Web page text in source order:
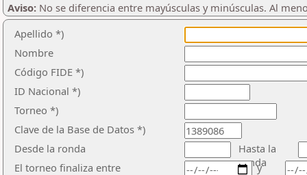
Aviso: No se diferencia entre mayúsculas y minúsculas. Al
Apellido *)
Nombre
Código FIDE *)
ID Nacional *)
Torneo *)
Clave de la Base de Datos *)
Desde la ronda
Hasta la
ronda
El torneo finaliza entre
y